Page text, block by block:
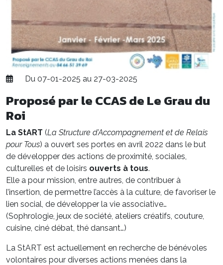
Du 07-01-2025 au 27-03-2025
Proposé par le CCAS de Le Grau du
Roi
La StART (La Structure d’Accompagnement et de Relais
pour Tous) a ouvert ses portes en avril 2022 dans le but
de développer des actions de proximité, sociales,
culturelles et de loisirs ouverts à tous.
Elle a pour mission, entre autres, de contribuer à
l’insertion, de permettre l’accès à la culture, de favoriser le
lien social, de développer la vie associative…
(Sophrologie, jeux de société, ateliers créatifs, couture,
cuisine, ciné débat, thé dansant…)
La StART est actuellement en recherche de bénévoles
volontaires pour diverses actions menées dans la